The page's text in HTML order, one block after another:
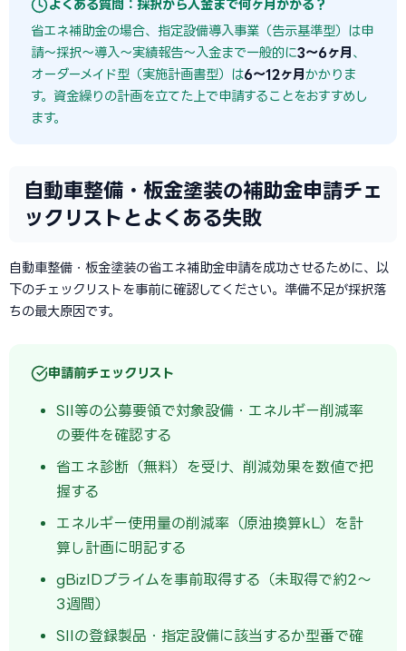
よくある質問：採択から入金まで何ヶ月かかる？
省エネ補助金の場合、指定設備導入事業（告示基準型）は申
請〜採択〜導入〜実績報告〜入金まで一般的に3〜6ヶ月 、
オーダーメイド型（実施計画書型）は6〜12ヶ月 かかりま
す。資金繰りの計画を立てた上で申請することをおすすめし
ます。
自動車整備・板金塗装の補助金申請チェ
ックリストとよくある失敗
自動車整備・板金塗装の省エネ補助金申請を成功させるために、以
下のチェックリストを事前に確認してください。準備不足が採択落
ちの最大原因です。
申請前チェックリスト
SII等の公募要領で対象設備・エネルギー削減率
の要件を確認する
省エネ診断（無料）を受け、削減効果を数値で把
握する
エネルギー使用量の削減率（原油換算kL）を計
算し計画に明記する
gBizIDプライムを事前取得する（未取得で約2〜
3週間）
SIIの登録製品・指定設備に該当するか型番で確